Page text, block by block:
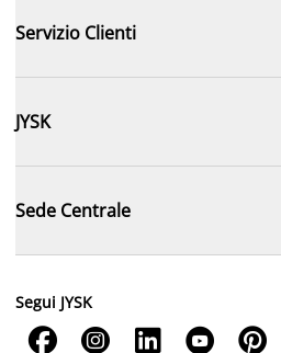
Servizio Clienti
JYSK
Sede Centrale
Segui JYSK
    